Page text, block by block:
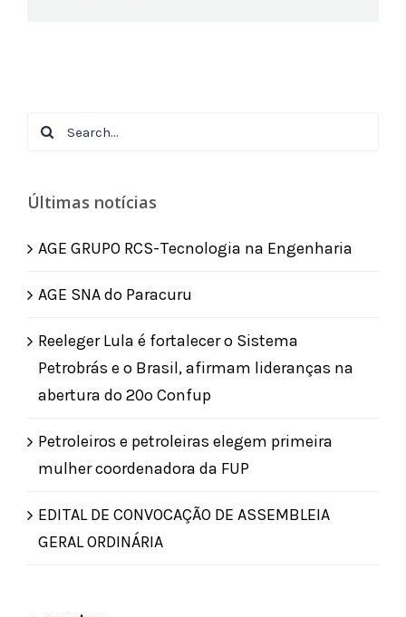
Search
Últimas notícias
AGE GRUPO RCS-Tecnologia na Engenharia
AGE SNA do Paracuru
Reeleger Lula é fortalecer o Sistema
Petrobrás e o Brasil, afirmam lideranças na
abertura do 20º Confup
Petroleiros e petroleiras elegem primeira
mulher coordenadora da FUP
EDITAL DE CONVOCAÇÃO DE ASSEMBLEIA
GERAL ORDINÁRIA